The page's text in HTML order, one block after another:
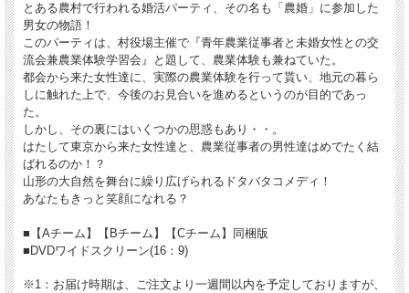
とある農村で行われる婚活パーティ、その名も「農婚」に参加した
男女の物語！
このパーティは、村役場主催で『青年農業従事者と未婚女性との交
流会兼農業体験学習会』と題して、農業体験も兼ねていた。
都会から来た女性達に、実際の農業体験を行って貰い、地元の暮ら
しに触れた上で、今後のお見合いを進めるというのが目的であっ
た。
しかし、その裏にはいくつかの思惑もあり・・。
はたして東京から来た女性達と、農業従事者の男性達はめでたく結
ばれるのか！？
山形の大自然を舞台に繰り広げられるドタバタコメディ！
あなたもきっと笑顔になれる？
■【Aチーム】【Bチーム】【Cチーム】同梱版
■DVDワイドスクリーン(16：9)
※1：お届け時期は、ご注文より一週間以内を予定しておりますが、